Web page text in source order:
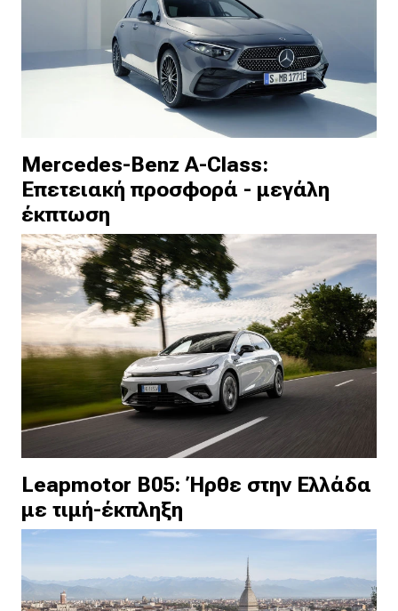
Mercedes-Benz A-Class:
Επετειακή προσφορά - μεγάλη
έκπτωση
Leapmotor B05: Ήρθε στην Ελλάδα
με τιμή-έκπληξη